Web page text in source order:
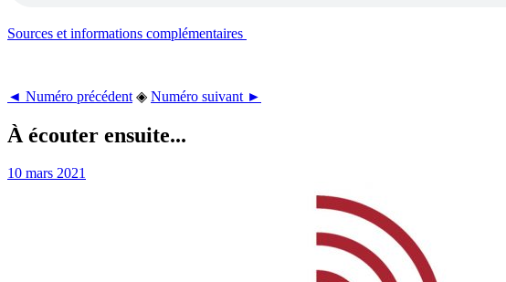
Sources et informations complémentaires
◄ Numéro précédent ◈ Numéro suivant ►
À écouter ensuite...
10 mars 2021